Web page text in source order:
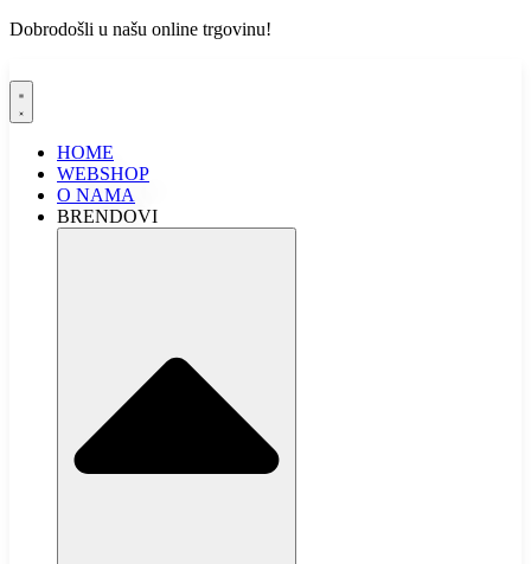
Dobrodošli u našu online trgovinu!
HOME
WEBSHOP
O NAMA
BRENDOVI